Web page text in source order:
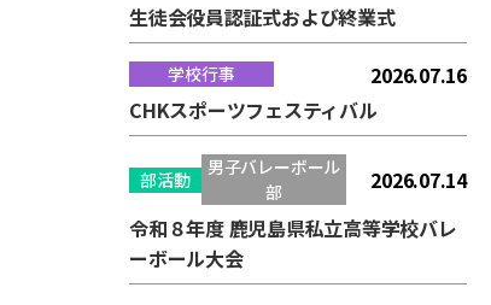
生徒会役員認証式および終業式
学校行事
2026.07.16
CHKスポーツフェスティバル
部活動
男子バレーボール
部
2026.07.14
令和８年度 鹿児島県私立高等学校バレ
ーボール大会